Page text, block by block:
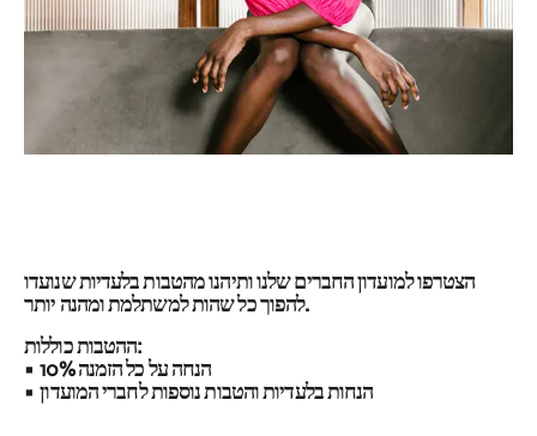
הצטרפו למועדון החברים שלנו ותיהנו מהטבות בלעדיות שנועדו
להפוך כל שהות למשתלמת ומהנה יותר.
ההטבות כוללות:
• הנחות בלעדיות והטבות נוספות לחברי המועדון